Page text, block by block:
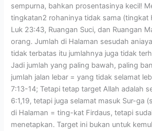
sempurna, bahkan prosentasinya kecil!
tingkatan2 rohaninya tidak sama (tingkat
Luk 23:43, Ruangan Suci, dan Ruangan
orang. Jumlah di Halaman sesudah
tidak terbatas itu jumlahnya juga tidak
Jadi jumlah yang paling bawah, paling
jumlah jalan lebar = yang tidak selamat
7:13-14; Tetapi tetap target Allah adalah
6:1,19, tetapi juga selamat masuk Sur-ga
di Halaman = ting-kat Firdaus, tetapi
menetapkan. Target ini bukan untuk